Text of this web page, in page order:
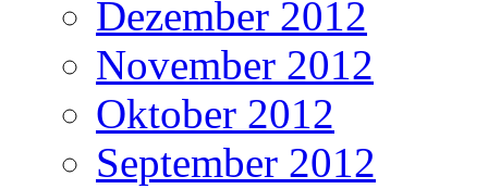
Dezember 2012
November 2012
Oktober 2012
September 2012